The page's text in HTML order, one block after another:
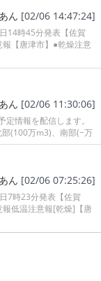
ん [02/06 14:47:24]
14時45分発表【佐賀
【唐津市】●乾燥注意
ん [02/06 11:30:06]
情報を配信します。
(100万m3)、南部(−万
ん [02/06 07:25:26]
7時23分発表【佐賀
低温注意報[乾燥]【唐